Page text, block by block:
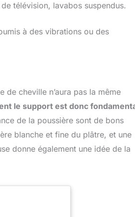
télévision, lavabos suspendus.
à des vibrations ou des
de cheville n’aura pas la même
le support est donc
de la poussière sont de bons
blanche et fine du plâtre, et une
donne également une idée de la